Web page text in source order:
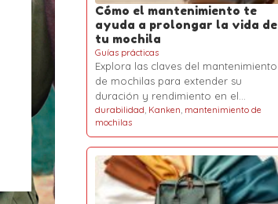
Cómo el mantenimiento te
ayuda a prolongar la vida de
tu mochila
Guías prácticas
Explora las claves del mantenimiento
de mochilas para extender su
duración y rendimiento en el…
durabilidad, Kanken, mantenimiento de
mochilas